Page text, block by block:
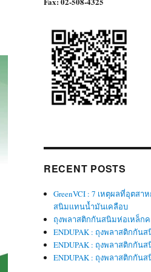
RECENT POSTS
GreenVCI : 7 เหตุผลที่อุตสา
สนิมแทนน้ำมันเคลือบ
ถุงพลาสติกกันสนิมห่อเหล็ก
ENDUPAK : ถุงพลาสติกกัน
ENDUPAK : ถุงพลาสติกกัน
ENDUPAK : ถุงพลาสติกกัน